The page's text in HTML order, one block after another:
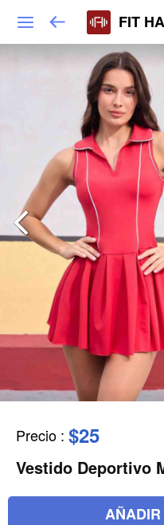
FIT
Precio : $25
Vestido Deportivo